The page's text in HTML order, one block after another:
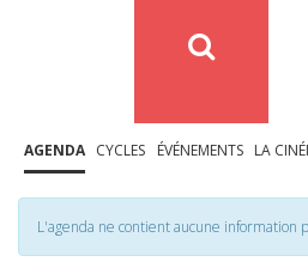
AGENDA CYCLES ÉVÉNEMENTS LA
L'agenda ne contient aucune information